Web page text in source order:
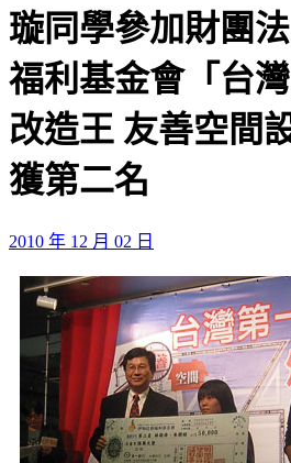
璇同學參加財團
福利基金會「台
改造王 友善空間
獲第二名
2010 年 12 月 02 日